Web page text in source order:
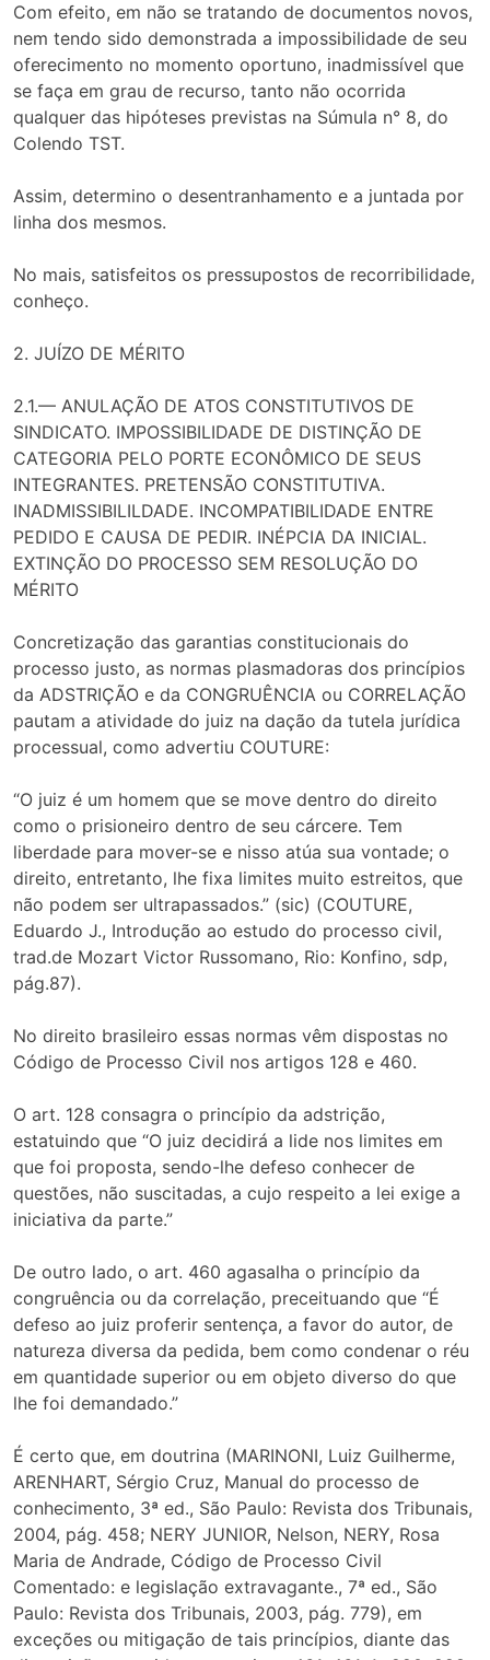
Com efeito, em não se tratando de documentos novos,
nem tendo sido demonstrada a impossibilidade de seu
oferecimento no momento oportuno, inadmissível que
se faça em grau de recurso, tanto não ocorrida
qualquer das hipóteses previstas na Súmula n° 8, do
Colendo TST.
Assim, determino o desentranhamento e a juntada por
linha dos mesmos.
No mais, satisfeitos os pressupostos de recorribilidade,
conheço.
2. JUÍZO DE MÉRITO
2.1.— ANULAÇÃO DE ATOS CONSTITUTIVOS DE
SINDICATO. IMPOSSIBILIDADE DE DISTINÇÃO DE
CATEGORIA PELO PORTE ECONÔMICO DE SEUS
INTEGRANTES. PRETENSÃO CONSTITUTIVA.
INADMISSIBILILDADE. INCOMPATIBILIDADE ENTRE
PEDIDO E CAUSA DE PEDIR. INÉPCIA DA INICIAL.
EXTINÇÃO DO PROCESSO SEM RESOLUÇÃO DO
MÉRITO
Concretização das garantias constitucionais do
processo justo, as normas plasmadoras dos princípios
da ADSTRIÇÃO e da CONGRUÊNCIA ou CORRELAÇÃO
pautam a atividade do juiz na dação da tutela jurídica
processual, como advertiu COUTURE:
“O juiz é um homem que se move dentro do direito
como o prisioneiro dentro de seu cárcere. Tem
liberdade para mover-se e nisso atúa sua vontade; o
direito, entretanto, lhe fixa limites muito estreitos, que
não podem ser ultrapassados.” (sic) (COUTURE,
Eduardo J., Introdução ao estudo do processo civil,
trad.de Mozart Victor Russomano, Rio: Konfino, sdp,
pág.87).
No direito brasileiro essas normas vêm dispostas no
Código de Processo Civil nos artigos 128 e 460.
O art. 128 consagra o princípio da adstrição,
estatuindo que “O juiz decidirá a lide nos limites em
que foi proposta, sendo-lhe defeso conhecer de
questões, não suscitadas, a cujo respeito a lei exige a
iniciativa da parte.”
De outro lado, o art. 460 agasalha o princípio da
congruência ou da correlação, preceituando que “É
defeso ao juiz proferir sentença, a favor do autor, de
natureza diversa da pedida, bem como condenar o réu
em quantidade superior ou em objeto diverso do que
lhe foi demandado.”
É certo que, em doutrina (MARINONI, Luiz Guilherme,
ARENHART, Sérgio Cruz, Manual do processo de
conhecimento, 3ª ed., São Paulo: Revista dos Tribunais,
2004, pág. 458; NERY JUNIOR, Nelson, NERY, Rosa
Maria de Andrade, Código de Processo Civil
Comentado: e legislação extravagante., 7ª ed., São
Paulo: Revista dos Tribunais, 2003, pág. 779), em
exceções ou mitigação de tais princípios, diante das